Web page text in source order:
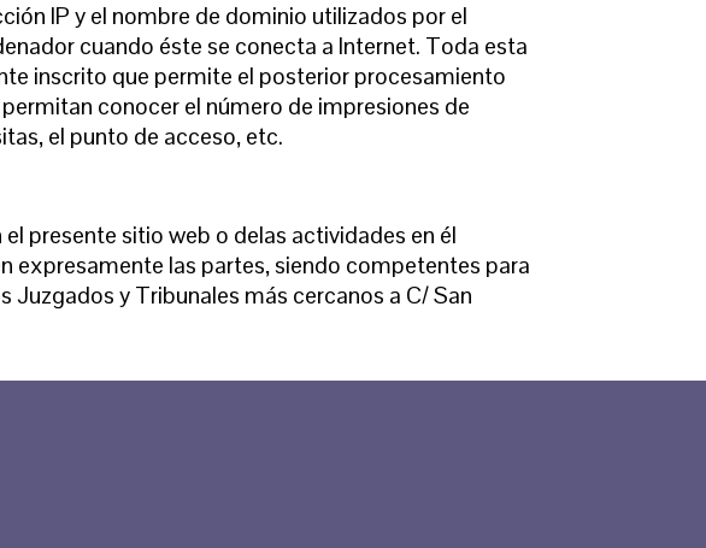
IP y el nombre de dominio utilizados por el
cuando éste se conecta a Internet. Toda esta
inscrito que permite el posterior procesamiento
conocer el número de impresiones de
el punto de acceso, etc.
presente sitio web o delas actividades en él
expresamente las partes, siendo competentes para
y Tribunales más cercanos a C/ San